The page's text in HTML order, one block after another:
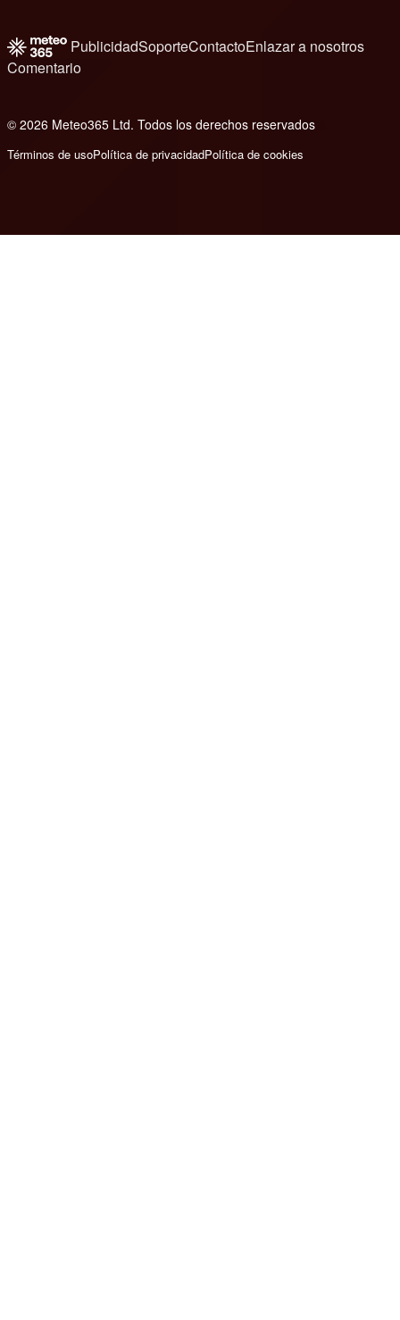
PublicidadSoporteContactoEnlazar a nosotros
Comentario
© 2026 Meteo365 Ltd. Todos los derechos reservados
Términos de usoPolítica de privacidadPolítica de cookies